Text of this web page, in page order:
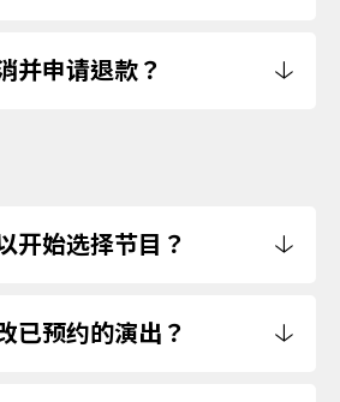
并申请退款？
开始选择节目？
已预约的演出？